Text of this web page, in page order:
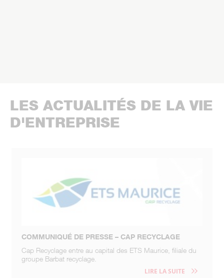
LES ACTUALITÉS DE LA VIE
D'ENTREPRISE
COMMUNIQUÉ DE PRESSE – CAP RECYCLAGE
Cap Recyclage entre au capital des ETS Maurice, filiale du
groupe Barbat recyclage.
LIRE LA SUITE